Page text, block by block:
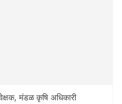
मंडळ कृषि अधिकारी